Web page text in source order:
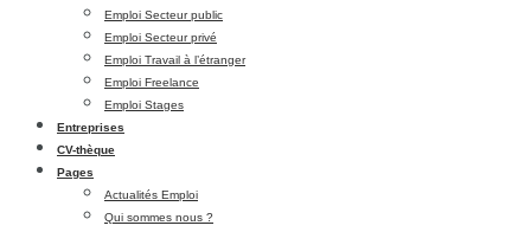
Emploi Secteur public
Emploi Secteur privé
Emploi Travail à l’étranger
Emploi Freelance
Emploi Stages
Entreprises
CV-thèque
Pages
Actualités Emploi
Qui sommes nous ?